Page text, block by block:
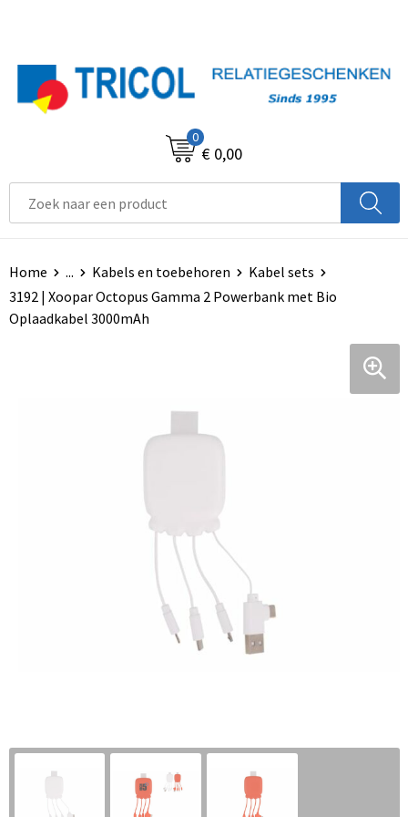
0
€ 0,00
Home ... Kabels en toebehoren
Kabel sets
3192 | Xoopar Octopus Gamma 2 Powerbank met Bio
Oplaadkabel 3000mAh